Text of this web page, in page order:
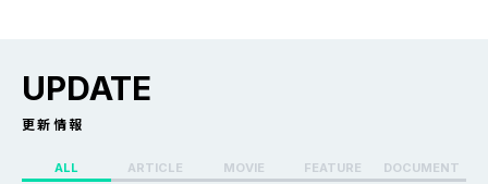
UPDATE
更新情報
ALL ARTICLE MOVIE FEATURE DOCUMENT